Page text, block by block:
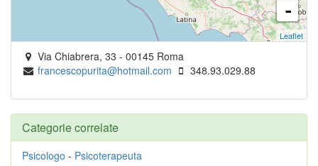
-
Leaflet
Via Chiabrera, 33 - 00145 Roma
francescopurita@hotmail.com
348.93.029.88
Categorie correlate
Psicologo - Psicoterapeuta